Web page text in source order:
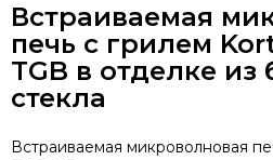
Встраиваемая
печь с грилем
TGB в отделке из
стекла
Встраиваемая микроволновая